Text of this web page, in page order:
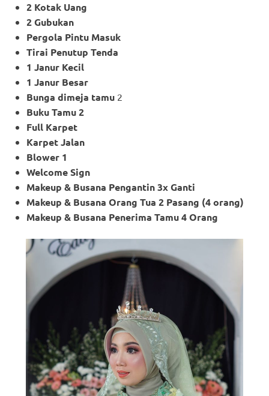
2 Kotak Uang
2 Gubukan
Pergola Pintu Masuk
Tirai Penutup Tenda
1 Janur Kecil
1 Janur Besar
Bunga dimeja tamu 2
Buku Tamu 2
Full Karpet
Karpet Jalan
Blower 1
Welcome Sign
Makeup & Busana Pengantin 3x Ganti
Makeup & Busana Orang Tua 2 Pasang (4 orang)
Makeup & Busana Penerima Tamu 4 Orang